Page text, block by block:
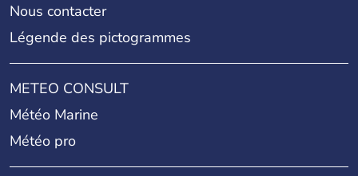
Nous contacter
Légende des pictogrammes
METEO CONSULT
Météo Marine
Météo pro